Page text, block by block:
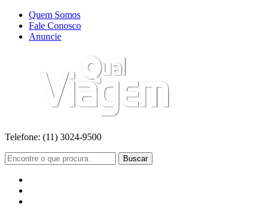
Quem Somos
Fale Conosco
Anuncie
Telefone: (11) 3024-9500
Buscar